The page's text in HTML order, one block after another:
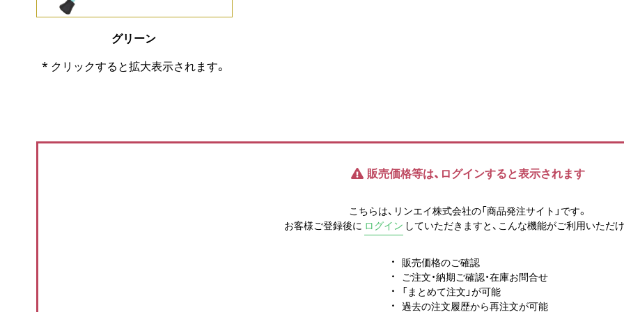
グリーン
* クリックすると拡大表示されます。
販売価格等は、ログインすると表示されます
こちらは、リンエイ株式会社の「商品発注サイト」です。
お客様ご登録後に ログイン していただきますと、こんな機能がご利用いただ
販売価格のご確認
ご注文・納期ご確認・在庫お問合せ
「まとめて注文」が可能
過去の注文履歴から再注文が可能